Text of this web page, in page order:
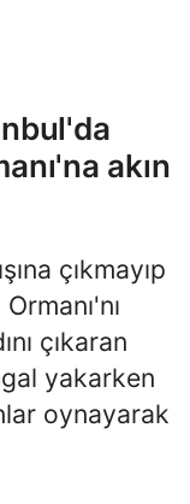
akın
çıkmayıp
çıkaran
yakarken
oynayarak